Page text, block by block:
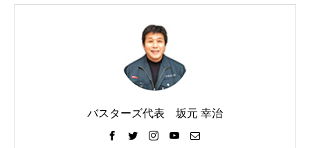
バスターズ代表 坂元 幸治